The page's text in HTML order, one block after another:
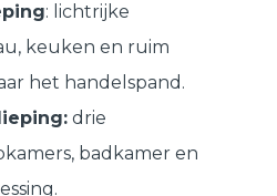
: lichtrijke
keuken en ruim
het handelspand.
drie
badkamer en